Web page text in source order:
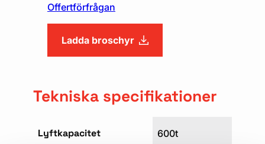
Offertförfrågan
Ladda broschyr
Tekniska specifikationer
Lyftkapacitet 600t